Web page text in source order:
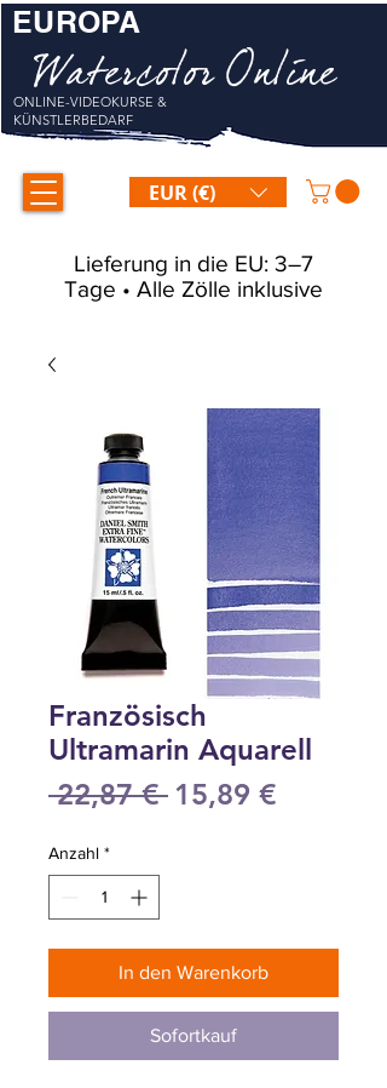
Watercolor Online
ONLINE-VIDEOKURSE &
KÜNSTLERBEDARF
EUR (€)
EUROPA
Lieferung in die EU: 3–7
Tage • Alle Zölle inklusive
Französisch
Ultramarin Aquarell
22,87 € Standardpreis
15,89 €
Anzahl *
In den Warenkorb
Sofortkauf